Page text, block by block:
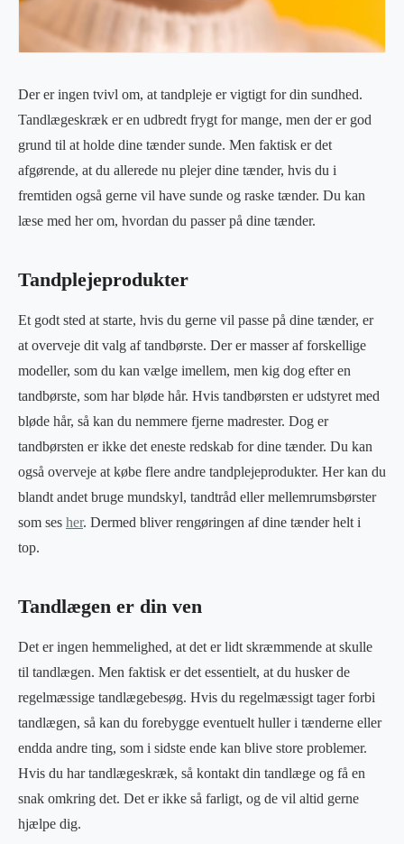
Der er ingen tvivl om, at tandpleje er vigtigt for din sundhed.
Tandlægeskræk er en udbredt frygt for mange, men der er god
grund til at holde dine tænder sunde. Men faktisk er det
afgørende, at du allerede nu plejer dine tænder, hvis du i
fremtiden også gerne vil have sunde og raske tænder. Du kan
læse med her om, hvordan du passer på dine tænder.
Tandplejeprodukter
Et godt sted at starte, hvis du gerne vil passe på dine tænder, er
at overveje dit valg af tandbørste. Der er masser af forskellige
modeller, som du kan vælge imellem, men kig dog efter en
tandbørste, som har bløde hår. Hvis tandbørsten er udstyret med
bløde hår, så kan du nemmere fjerne madrester. Dog er
tandbørsten er ikke det eneste redskab for dine tænder. Du kan
også overveje at købe flere andre tandplejeprodukter. Her kan du
blandt andet bruge mundskyl, tandtråd eller mellemrumsbørster
som ses her. Dermed bliver rengøringen af dine tænder helt i
top.
Tandlægen er din ven
Det er ingen hemmelighed, at det er lidt skræmmende at skulle
til tandlægen. Men faktisk er det essentielt, at du husker de
regelmæssige tandlægebesøg. Hvis du regelmæssigt tager forbi
tandlægen, så kan du forebygge eventuelt huller i tænderne eller
endda andre ting, som i sidste ende kan blive store problemer.
Hvis du har tandlægeskræk, så kontakt din tandlæge og få en
snak omkring det. Det er ikke så farligt, og de vil altid gerne
hjælpe dig.